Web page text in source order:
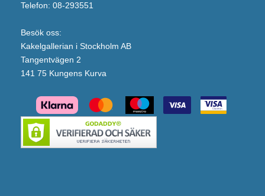
Telefon: 08-293551
Besök oss:
Kakelgallerian i Stockholm AB
Tangentvägen 2
141 75 Kungens Kurva